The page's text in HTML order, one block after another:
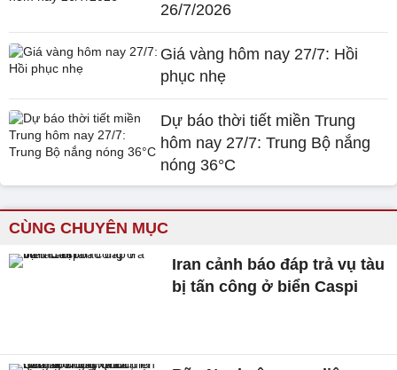
26/7/2026
Giá vàng hôm nay 27/7: Hồi
phục nhẹ
Dự báo thời tiết miền Trung
hôm nay 27/7: Trung Bộ nắng
nóng 36°C
CÙNG CHUYÊN MỤC
Iran cảnh báo đáp trả vụ tàu
bị tấn công ở biển Caspi